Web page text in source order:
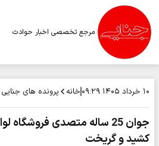
مرجع تخصصی اخبار حوادث
۱۰ خرداد ۱۴۰۵ ۰۹:۲۹ خانه پرونده های جنایی
جوان 25 ساله متصدی
کشید و گریخت